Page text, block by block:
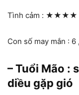
Tình cảm : ★★★★
Con số may mắn : 6
– Tuổi Mão :
diều gặp gió